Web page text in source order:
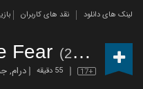
لینک های دانلود نقد های کاربران
Fear (2026 – )
17+ 55 دقیقه درام,